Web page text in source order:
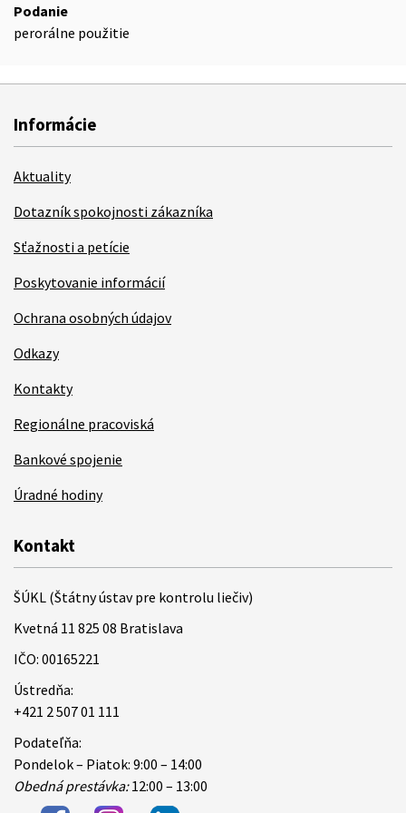
Podanie
perorálne použitie
Informácie
Aktuality
Dotazník spokojnosti zákazníka
Sťažnosti a petície
Poskytovanie informácií
Ochrana osobných údajov
Odkazy
Kontakty
Regionálne pracoviská
Bankové spojenie
Úradné hodiny
Kontakt
ŠÚKL (Štátny ústav pre kontrolu liečiv)
Kvetná 11 825 08 Bratislava
IČO: 00165221
Ústredňa:
+421 2 507 01 111
Podateľňa:
Pondelok – Piatok: 9:00 – 14:00
Obedná prestávka:12:00 – 13:00